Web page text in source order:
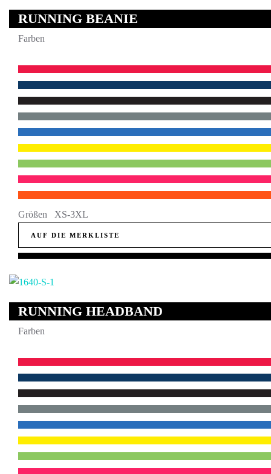
RUNNING BEANIE
Farben
Größen XS-3XL
AUF DIE MERKLISTE
RUNNING HEADBAND
Farben